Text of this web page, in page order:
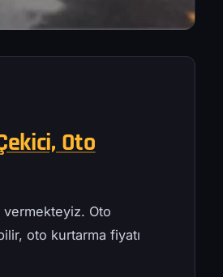
Oto
Oto
oto kurtarma fiyatı